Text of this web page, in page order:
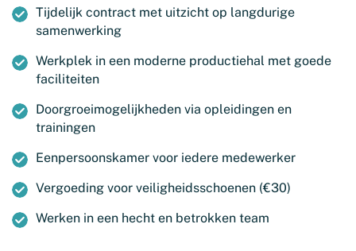
Tijdelijk contract met uitzicht op langdurige
samenwerking
Werkplek in een moderne productiehal met goede
faciliteiten
Doorgroeimogelijkheden via opleidingen en
trainingen
Eenpersoonskamer voor iedere medewerker
Vergoeding voor veiligheidsschoenen (€30)
Werken in een hecht en betrokken team